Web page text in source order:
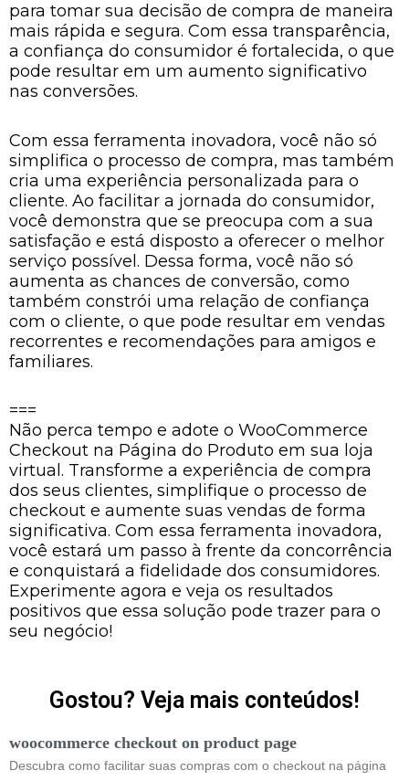
para tomar sua decisão de compra de maneira
mais rápida e segura. Com essa transparência,
a confiança do consumidor é fortalecida, o que
pode resultar em um aumento significativo
nas conversões.
Com essa ferramenta inovadora, você não só
simplifica o processo de compra, mas também
cria uma experiência personalizada para o
cliente. Ao facilitar a jornada do consumidor,
você demonstra que se preocupa com a sua
satisfação e está disposto a oferecer o melhor
serviço possível. Dessa forma, você não só
aumenta as chances de conversão, como
também constrói uma relação de confiança
com o cliente, o que pode resultar em vendas
recorrentes e recomendações para amigos e
familiares.
===
Não perca tempo e adote o WooCommerce
Checkout na Página do Produto em sua loja
virtual. Transforme a experiência de compra
dos seus clientes, simplifique o processo de
checkout e aumente suas vendas de forma
significativa. Com essa ferramenta inovadora,
você estará um passo à frente da concorrência
e conquistará a fidelidade dos consumidores.
Experimente agora e veja os resultados
positivos que essa solução pode trazer para o
seu negócio!
Gostou? Veja mais conteúdos!
woocommerce checkout on product page
Descubra como facilitar suas compras com o checkout na página